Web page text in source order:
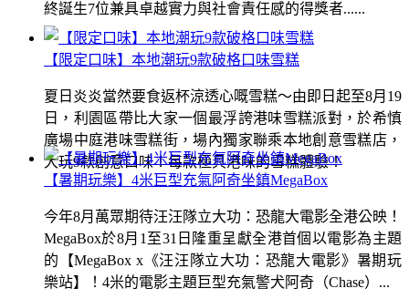
【限定口味】本地潮玩9款破格口味雪糕
夏日炎炎當然要食返杯涼透心嘅雪糕～由即日起至8月19
日，利園區帶比大家一個最浮誇港味雪糕派對，於希慎
廣場中庭港味雪糕街，場內獨家聯乘本地創意雪糕店，
大玩9款創意口味！每款極具港味的雪糕體驗！
終誕生7位兼具卓越實力與社會責任感的得獎者......
【暑期玩樂】4米巨型充氣阿奇坐鎮MegaBox
今年8月萬眾期待汪汪隊立大功：恐龍大電影全港公映！
MegaBox於8月1至31日隆重呈獻全港首個以電影為主題
的【MegaBox x《汪汪隊立大功：恐龍大電影》暑期玩
樂站】！4米的電影主題巨型充氣警犬阿奇（Chase）...